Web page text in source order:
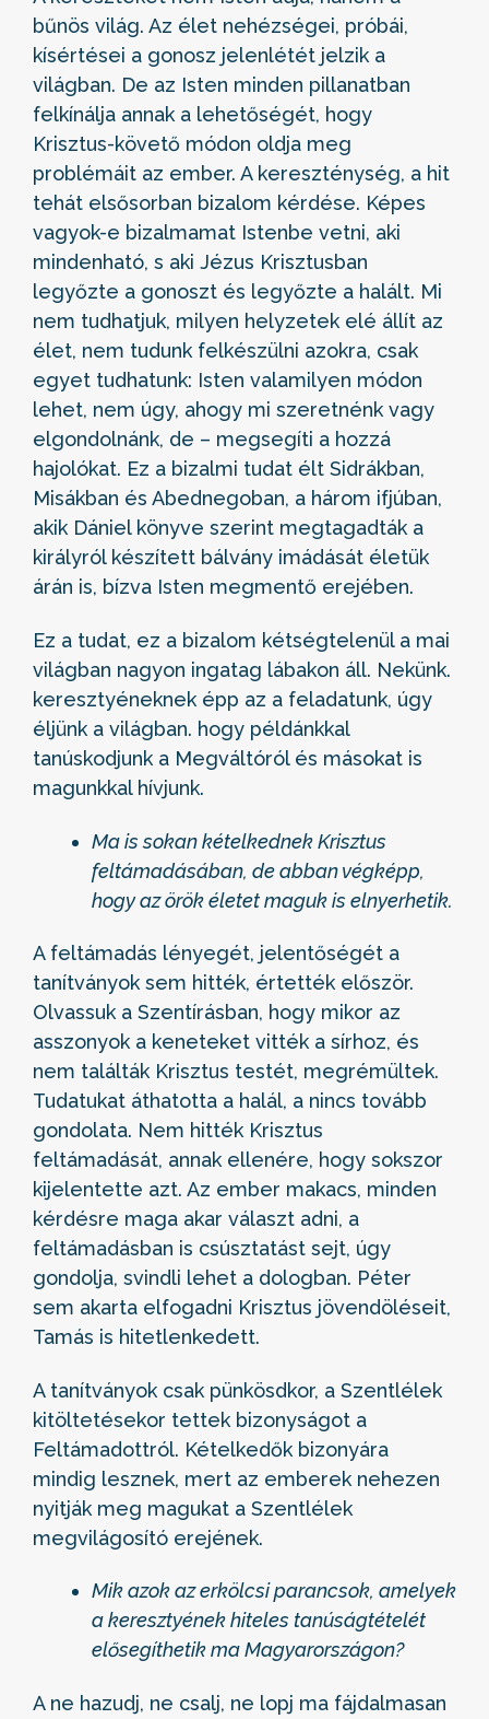
bűnös világ. Az élet nehézségei, próbái,
kísértései a gonosz jelenlétét jelzik a
világban. De az Isten minden pillanatban
felkínálja annak a lehetőségét, hogy
Krisztus-követő módon oldja meg
problémáit az ember. A kereszténység, a hit
tehát elsősorban bizalom kérdése. Képes
vagyok-e bizalmamat Istenbe vetni, aki
mindenható, s aki Jézus Krisztusban
legyőzte a gonoszt és legyőzte a halált. Mi
nem tudhatjuk, milyen helyzetek elé állít az
élet, nem tudunk felkészülni azokra, csak
egyet tudhatunk: Isten valamilyen módon
lehet, nem úgy, ahogy mi szeretnénk vagy
elgondolnánk, de – megsegíti a hozzá
hajolókat. Ez a bizalmi tudat élt Sidrákban,
Misákban és Abednegoban, a három ifjúban,
akik Dániel könyve szerint megtagadták a
királyról készített bálvány imádását életük
árán is, bízva Isten megmentő erejében.
Ez a tudat, ez a bizalom kétségtelenül a mai
világban nagyon ingatag lábakon áll. Nekünk.
keresztyéneknek épp az a feladatunk, úgy
éljünk a világban. hogy példánkkal
tanúskodjunk a Megváltóról és másokat is
magunkkal hívjunk.
Ma is sokan kételkednek Krisztus
feltámadásában, de abban végképp,
hogy az örök életet maguk is elnyerhetik.
A feltámadás lényegét, jelentőségét a
tanítványok sem hitték, értették először.
Olvassuk a Szentírásban, hogy mikor az
asszonyok a keneteket vitték a sírhoz, és
nem találták Krisztus testét, megrémültek.
Tudatukat áthatotta a halál, a nincs tovább
gondolata. Nem hitték Krisztus
feltámadását, annak ellenére, hogy sokszor
kijelentette azt. Az ember makacs, minden
kérdésre maga akar választ adni, a
feltámadásban is csúsztatást sejt, úgy
gondolja, svindli lehet a dologban. Péter
sem akarta elfogadni Krisztus jövendöléseit,
Tamás is hitetlenkedett.
A tanítványok csak pünkösdkor, a Szentlélek
kitöltetésekor tettek bizonyságot a
Feltámadottról. Kételkedők bizonyára
mindig lesznek, mert az emberek nehezen
nyitják meg magukat a Szentlélek
megvilágosító erejének.
Mik azok az erkölcsi parancsok, amelyek
a keresztyének hiteles tanúságtételét
elősegíthetik ma Magyarországon?
A ne hazudj, ne csalj, ne lopj ma fájdalmasan